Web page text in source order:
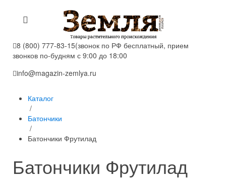
8 (800) 777-83-15(звонок по РФ бесплатный, прием
звонков по-будням с 9:00 до 18:00
info@magazin-zemlya.ru
Каталог
/
Батончики
/
Батончики Фрутилад
Батончики Фрутилад